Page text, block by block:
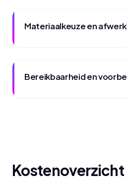
Materiaalkeuze en
Bereikbaarheid en
Kostenoverzicht